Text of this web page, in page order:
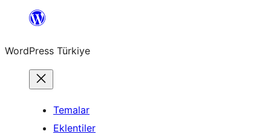
İçeriğe
WordPress Türkiye
Temalar
Eklentiler